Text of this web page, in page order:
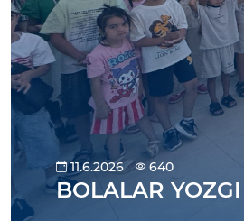
11.6.2026 640
BOLALAR